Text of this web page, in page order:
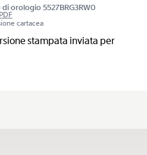
orologio 5527BRG3RW0
cartacea
stampata inviata per